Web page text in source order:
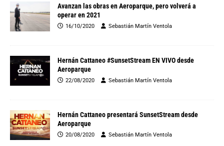
Avanzan las obras en Aeroparque, pero volverá a
operar en 2021
16/10/2020 Sebastián Martín Ventola
Hernán Cattaneo #SunsetStream EN VIVO desde
Aeroparque
22/08/2020 Sebastián Martín Ventola
Hernán Cattaneo presentará SunsetStream desde
Aeroparque
20/08/2020 Sebastián Martín Ventola